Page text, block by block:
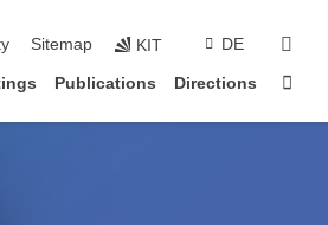
Sitemap KIT DE
Publications Directions